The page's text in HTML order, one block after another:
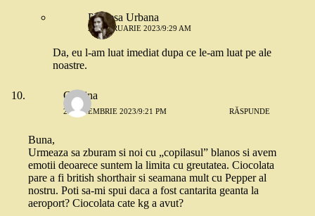
Printesa Urbana
28 FEBRUARIE 2023/9:29 AM
Da, eu l-am luat imediat dupa ce le-am luat pe ale
noastre.
Cristina
23 NOIEMBRIE 2023/9:21 PM RĂSPUNDE
Buna,
Urmeaza sa zburam si noi cu „copilasul” blanos si avem
emotii deoarece suntem la limita cu greutatea. Ciocolata
pare a fi british shorthair si seamana mult cu Pepper al
nostru. Poti sa-mi spui daca a fost cantarita geanta la
aeroport? Ciocolata cate kg a avut?